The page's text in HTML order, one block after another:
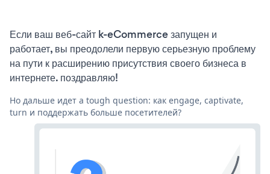
Если ваш веб-сайт k-eCommerce запущен и
работает, вы преодолели первую серьезную проблему
на пути к расширению присутствия своего бизнеса в
интернете. поздравляю!
Но дальше идет a tough question: как engage, captivate,
turn и поддержать больше посетителей?